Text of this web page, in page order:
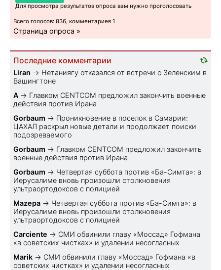
Для просмотра результатов опроса вам нужно проголосовать
Всего голосов: 836, комментариев 1
Страница опроса »
Последние комментарии
Liran → Нетаниягу отказался от встречи с Зеленским в
Вашингтоне
A → Главком CENTCOM предложил закончить военные
действия против Ирана
Gorbaum → Проникновение в поселок в Самарии:
ЦАХАЛ раскрыл новые детали и продолжает поиски
подозреваемого
Gorbaum → Главком CENTCOM предложил закончить
военные действия против Ирана
Gorbaum → Четвертая суббота против «Ба-Симта»: в
Иерусалиме вновь произошли столкновения
ультраортодоксов с полицией
Mazepa → Четвертая суббота против «Ба-Симта»: в
Иерусалиме вновь произошли столкновения
ультраортодоксов с полицией
Carciente → СМИ обвинили главу «Моссад» Гофмана
«в советских чистках» и удалении несогласных
Marik → СМИ обвинили главу «Моссад» Гофмана «в
советских чистках» и удалении несогласных